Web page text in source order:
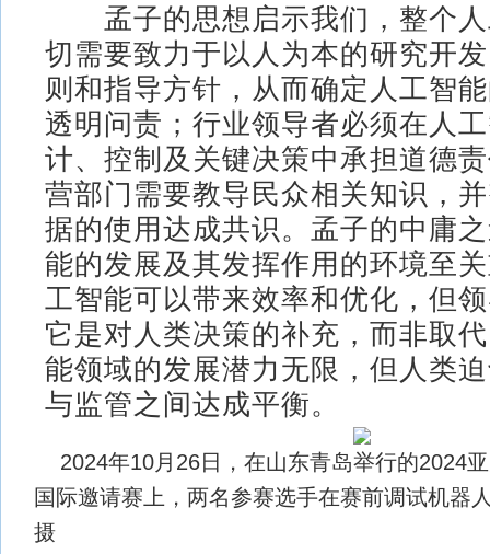
孟子的思想启示我们，整个人
切需要致力于以人为本的研究开
则和指导方针，从而确定人工智
透明问责；行业领导者必须在人
计、控制及关键决策中承担道德
营部门需要教导民众相关知识，
据的使用达成共识。孟子的中庸
能的发展及其发挥作用的环境至
工智能可以带来效率和优化，但
它是对人类决策的补充，而非取
能领域的发展潜力无限，但人类
与监管之间达成平衡。
2024年10月26日，在山东青岛举行的2024
国际邀请赛上，两名参赛选手在赛前调试机器
摄